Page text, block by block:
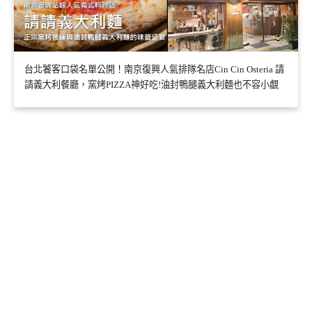
台北饕客口袋名單公開！南京復興人氣排隊名店Cin Cin Osteria 請
請義大利餐廳，窯烤PIZZA神好吃!油封鴨腿義大利麵也不容小覷